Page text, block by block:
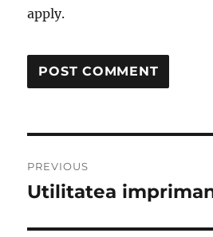
apply.
navigation
PREVIOUS
Previous
Utilitatea